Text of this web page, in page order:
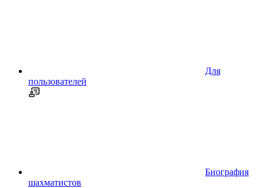
Для
пользователей
Биография
шахматистов